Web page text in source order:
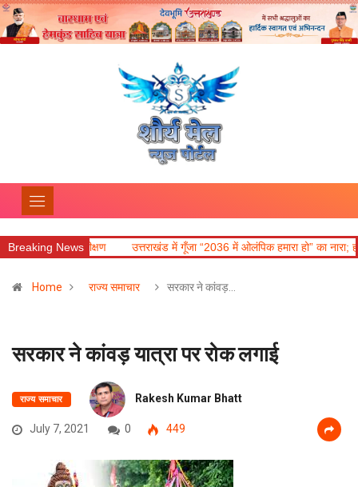
Breaking News
निरीक्षण उत्तराखंड में गूँजा “2036 में ओलंपिक हमारा हो” का नारा; हर की पौड़ी
Home राज्य समाचार सरकार ने कांवड़…
सरकार ने कांवड़ यात्रा पर रोक लगाई
राज्य समाचार Rakesh Kumar Bhatt
July 7, 2021 0 449